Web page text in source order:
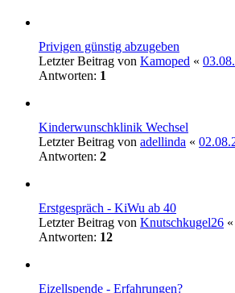
Privigen günstig abzugeben
Letzter Beitrag von Kamoped «
Antworten: 1
Kinderwunschklinik Wechsel
Letzter Beitrag von adellinda «
Antworten: 2
Erstgespräch - KiWu ab 40
Letzter Beitrag von Knutschkugel26 «
Antworten: 12
Eizellspende - Erfahrungen?